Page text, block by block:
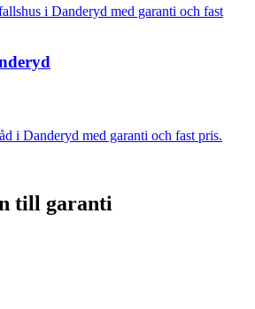
i Danderyd med garanti och fast
i Danderyd med garanti och fast pris.
till garanti